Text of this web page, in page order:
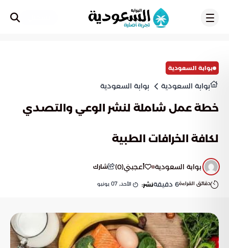
بوابة السعودية
بوابة السعودية بوابة السعودية
خطة عمل شاملة لنشر الوعي والتصدي
لكافة الخرافات الطبية
بوابة السعودية أعجبني(
0
) شارك
دقائق القراءة6 دقيقةنشر: الأحد, 07 يونيو